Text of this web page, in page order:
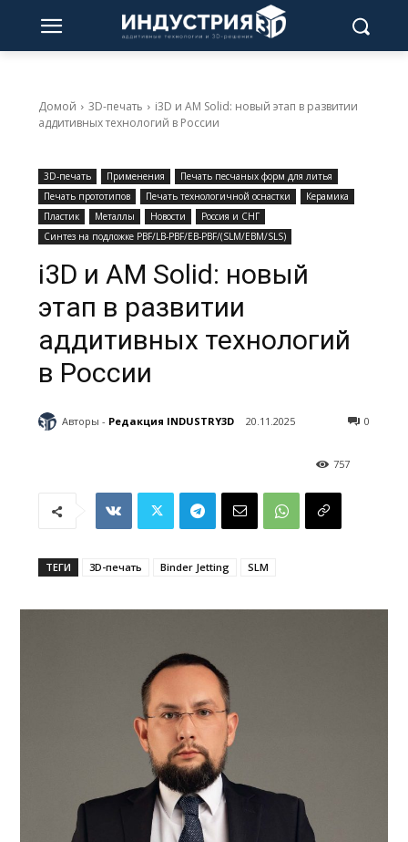
Домой 3D-печать
i3D и AM Solid: новый этап в развитии
аддитивных технологий в России
3D-печать Применения
Печать песчаных форм для литья
Печать прототипов
Печать технологичной оснастки
Керамика
Пластик
Металлы Новости
Россия и СНГ
Синтез на подложке PBF/LB-PBF/EB-PBF/(SLM/EBM/SLS)
i3D и AM Solid: новый
этап в развитии
аддитивных технологий
в России
Авторы - Редакция INDUSTRY3D 20.11.2025 0
757
ТЕГИ 3D-печать Binder Jetting SLM